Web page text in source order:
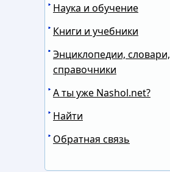
Наука и обучение
Книги и учебники
Энциклопедии, словари,
справочники
А ты уже Nashol.net?
Найти
Обратная связь